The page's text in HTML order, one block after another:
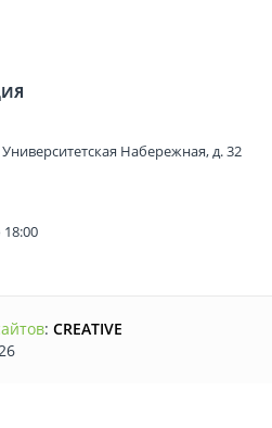
Университетская Набережная, д. 32
: CREATIVE